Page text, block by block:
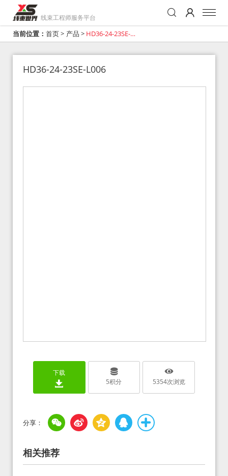
线束工程师服务平台
当前位置： 首页> 产品 > HD36-24-23SE-
HD36-24-23SE-L006
下载
5积分 5354次浏览
相关推荐